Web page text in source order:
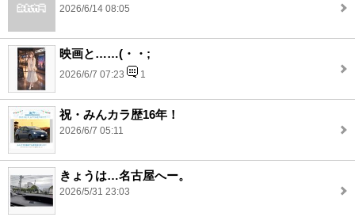
2026/6/14 08:05
映画と……(・・;
2026/6/7 07:23 1
祝・みんカラ歴16年！
2026/6/7 05:11
きょうは…名古屋へー。
2026/5/31 23:03